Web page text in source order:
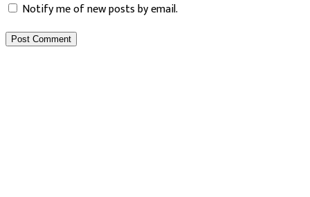
Notify me of new posts by email.